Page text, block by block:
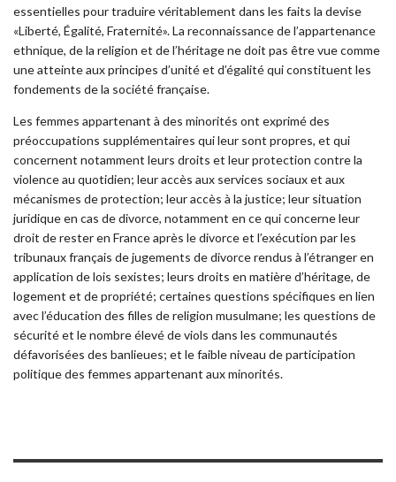
essentielles pour traduire véritablement dans les faits la devise
«Liberté, Égalité, Fraternité». La reconnaissance de l’appartenance
ethnique, de la religion et de l’héritage ne doit pas être vue comme
une atteinte aux principes d’unité et d’égalité qui constituent les
fondements de la société française.
Les femmes appartenant à des minorités ont exprimé des
préoccupations supplémentaires qui leur sont propres, et qui
concernent notamment leurs droits et leur protection contre la
violence au quotidien; leur accès aux services sociaux et aux
mécanismes de protection; leur accès à la justice; leur situation
juridique en cas de divorce, notamment en ce qui concerne leur
droit de rester en France après le divorce et l’exécution par les
tribunaux français de jugements de divorce rendus à l’étranger en
application de lois sexistes; leurs droits en matière d’héritage, de
logement et de propriété; certaines questions spécifiques en lien
avec l’éducation des filles de religion musulmane; les questions de
sécurité et le nombre élevé de viols dans les communautés
défavorisées des banlieues; et le faible niveau de participation
politique des femmes appartenant aux minorités.